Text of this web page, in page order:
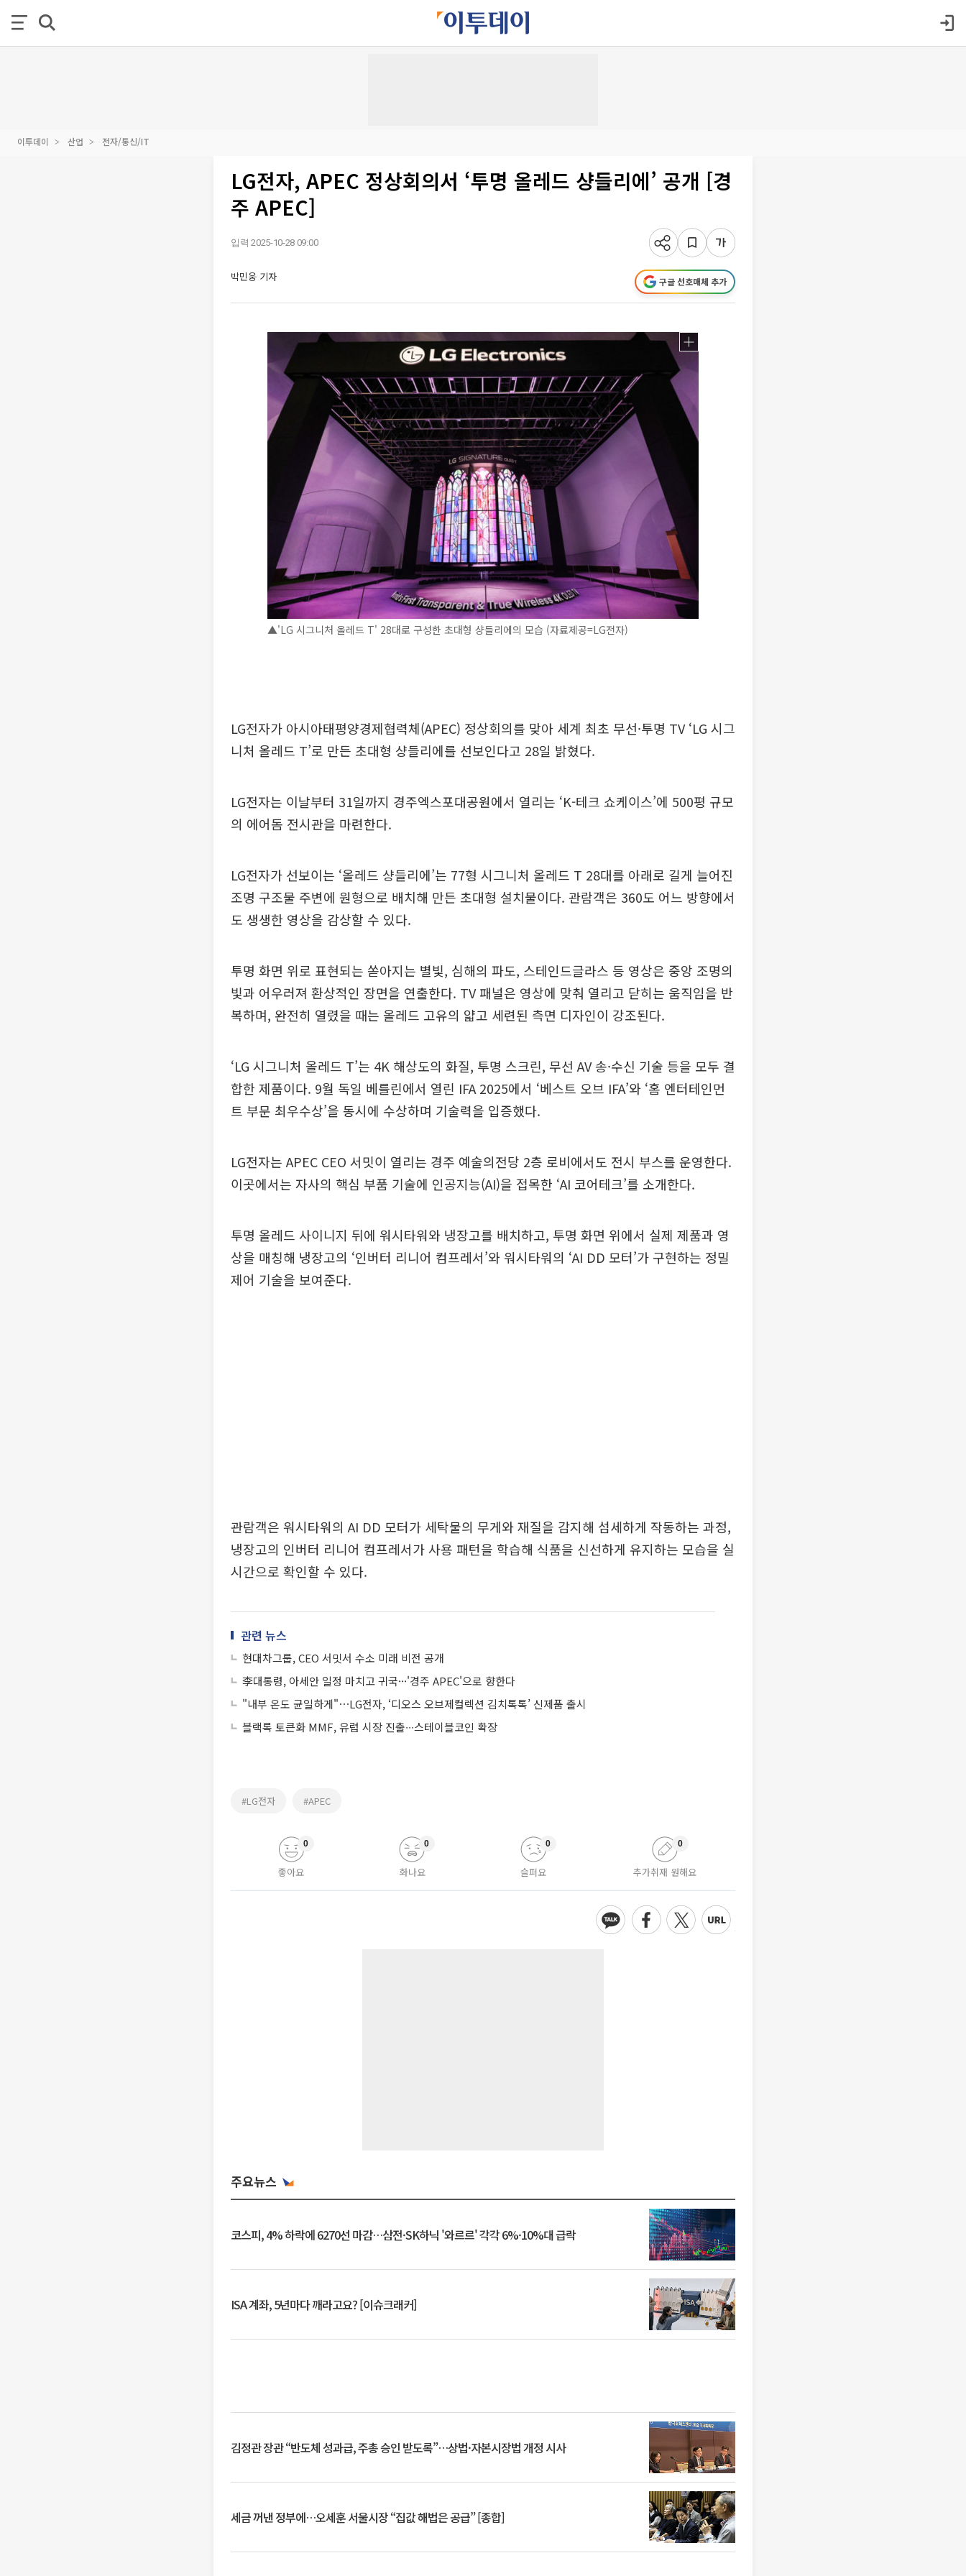
이투데이 산업 전자/통신/IT
LG전자, APEC 정상회의서 ‘투명 올레드 샹들리에’ 공개 [경
주 APEC]
입력 2025-10-28 09:00
박민웅 기자 구글 선호매체 추가
▲'LG 시그니처 올레드 T' 28대로 구성한 초대형 샹들리에의 모습 (자료제공=LG전자)
LG전자가 아시아태평양경제협력체(APEC) 정상회의를 맞아 세계 최초 무선·투명 TV ‘LG 시그
니처 올레드 T’로 만든 초대형 샹들리에를 선보인다고 28일 밝혔다.
LG전자는 이날부터 31일까지 경주엑스포대공원에서 열리는 ‘K-테크 쇼케이스’에 500평 규모
의 에어돔 전시관을 마련한다.
LG전자가 선보이는 ‘올레드 샹들리에’는 77형 시그니처 올레드 T 28대를 아래로 길게 늘어진
조명 구조물 주변에 원형으로 배치해 만든 초대형 설치물이다. 관람객은 360도 어느 방향에서
도 생생한 영상을 감상할 수 있다.
투명 화면 위로 표현되는 쏟아지는 별빛, 심해의 파도, 스테인드글라스 등 영상은 중앙 조명의
빛과 어우러져 환상적인 장면을 연출한다. TV 패널은 영상에 맞춰 열리고 닫히는 움직임을 반
복하며, 완전히 열렸을 때는 올레드 고유의 얇고 세련된 측면 디자인이 강조된다.
‘LG 시그니처 올레드 T’는 4K 해상도의 화질, 투명 스크린, 무선 AV 송·수신 기술 등을 모두 결
합한 제품이다. 9월 독일 베를린에서 열린 IFA 2025에서 ‘베스트 오브 IFA’와 ‘홈 엔터테인먼
트 부문 최우수상’을 동시에 수상하며 기술력을 입증했다.
LG전자는 APEC CEO 서밋이 열리는 경주 예술의전당 2층 로비에서도 전시 부스를 운영한다.
이곳에서는 자사의 핵심 부품 기술에 인공지능(AI)을 접목한 ‘AI 코어테크’를 소개한다.
투명 올레드 사이니지 뒤에 워시타워와 냉장고를 배치하고, 투명 화면 위에서 실제 제품과 영
상을 매칭해 냉장고의 ‘인버터 리니어 컴프레서’와 워시타워의 ‘AI DD 모터’가 구현하는 정밀
제어 기술을 보여준다.
관람객은 워시타워의 AI DD 모터가 세탁물의 무게와 재질을 감지해 섬세하게 작동하는 과정,
냉장고의 인버터 리니어 컴프레서가 사용 패턴을 학습해 식품을 신선하게 유지하는 모습을 실
시간으로 확인할 수 있다.
관련 뉴스
현대차그룹, CEO 서밋서 수소 미래 비전 공개
李대통령, 아세안 일정 마치고 귀국···'경주 APEC'으로 향한다
"내부 온도 균일하게"⋯LG전자, ‘디오스 오브제컬렉션 김치톡톡’ 신제품 출시
블랙록 토큰화 MMF, 유럽 시장 진출∙∙∙스테이블코인 확장
#LG전자 #APEC
좋아요
0
화나요
0
슬퍼요
0
추가취재 원해요
0
주요뉴스
코스피, 4% 하락에 6270선 마감…삼전·SK하닉 '와르르' 각각 6%·10%대 급락
ISA 계좌, 5년마다 깨라고요? [이슈크래커]
김정관 장관 “반도체 성과급, 주총 승인 받도록”…상법·자본시장법 개정 시사
세금 꺼낸 정부에…오세훈 서울시장 “집값 해법은 공급” [종합]